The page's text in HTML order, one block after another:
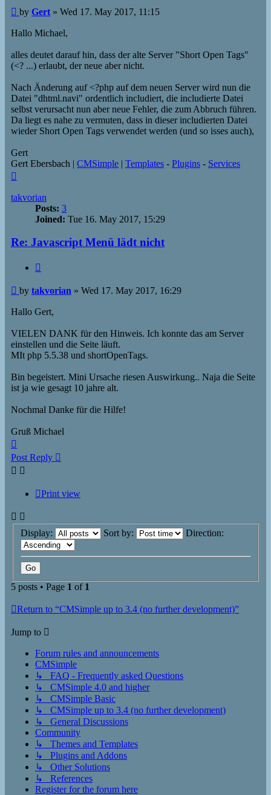
Post
by Gert » Wed 17. May 2017, 11:15
Hallo Michael,
alles deutet darauf hin, dass der alte Server "Short Open Tags"
(<? ...) erlaubt, der neue aber nicht.
Nach Änderung auf <?php auf dem neuen Server wird nun die
Datei "dhtml.navi" ordentlich includiert, die includierte Datei
selbst verursacht nun aber neue Fehler, die zum Abbruch führen.
Da liegt es nahe zu vermuten, dass in dieser includierten Datei
wieder Short Open Tags verwendet werden (und so isses auch),
Gert
Gert Ebersbach | CMSimple | Templates - Plugins - Services
takvorian
Posts: 3
Joined: Tue 16. May 2017, 15:29
Re: Javascript Menü lädt nicht
Post
by takvorian » Wed 17. May 2017, 16:29
Hallo Gert,
VIELEN DANK für den Hinweis. Ich konnte das am Server
einstellen und die Seite läuft.
MIt php 5.5.38 und shortOpenTags.
Bin begeistert. Mini Ursache riesen Auswirkung.. Naja die Seite
ist ja wie gesagt 10 jahre alt.
Nochmal Danke für die Hilfe!
Gruß Michael
Post Reply
Print view
Display: Sort by: Direction:
5 posts • Page 1 of 1
Return to “CMSimple up to 3.4 (no further development)”
Jump to
Forum rules and announcements
CMSimple
↳ FAQ - Frequently asked Questions
↳ CMSimple 4.0 and higher
↳ CMSimple Basic
↳ CMSimple up to 3.4 (no further development)
↳ General Discussions
Community
↳ Themes and Templates
↳ Plugins and Addons
↳ Other Solutions
↳ References
Register for the forum here